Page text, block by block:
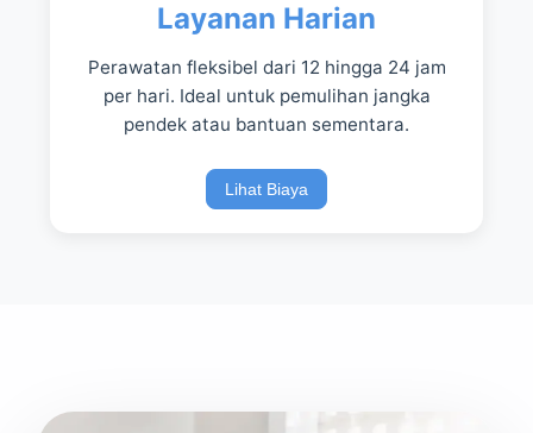
Layanan Harian
Perawatan fleksibel dari 12 hingga 24 jam
per hari. Ideal untuk pemulihan jangka
pendek atau bantuan sementara.
Lihat Biaya